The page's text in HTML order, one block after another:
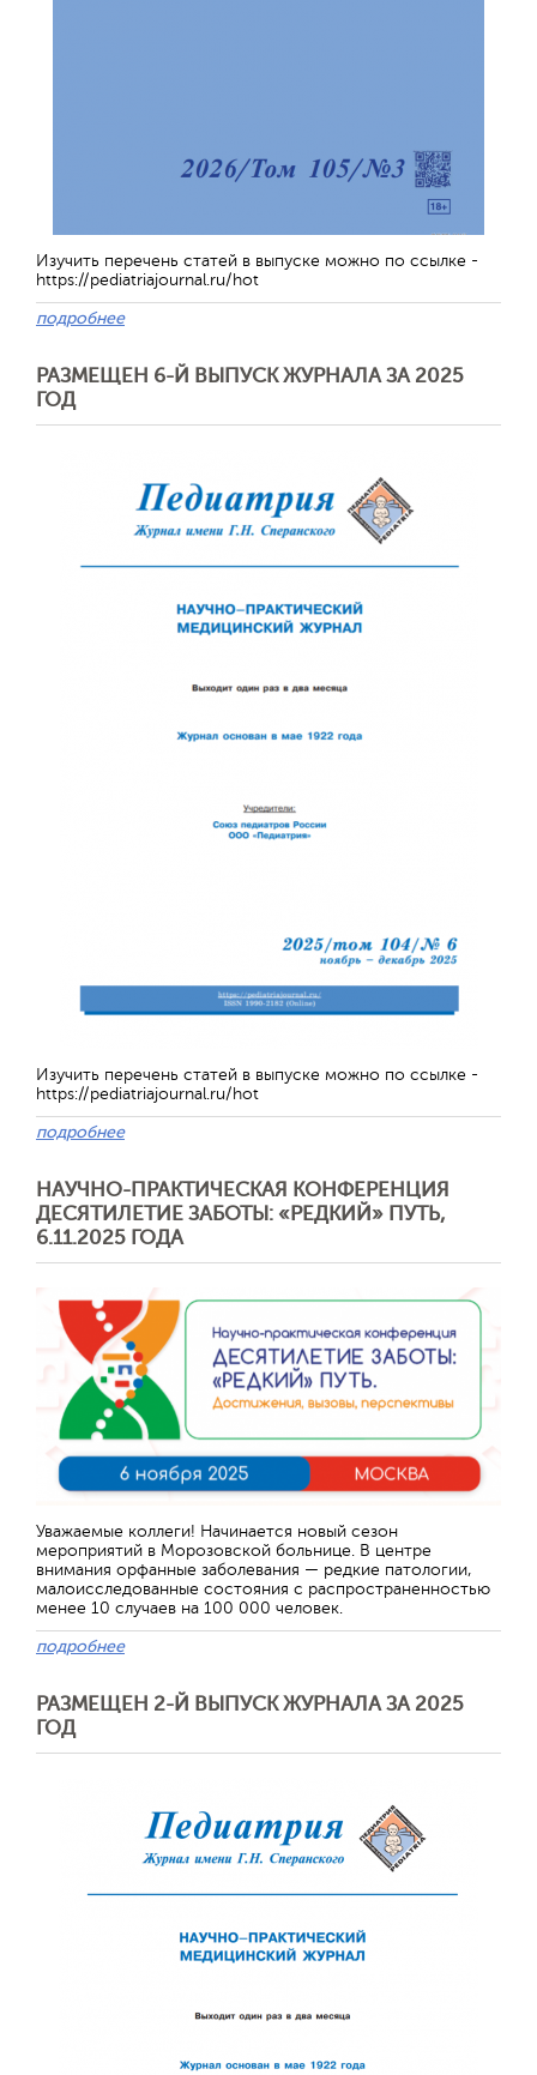
Изучить перечень статей в выпуске можно по ссылке -
https://pediatriajournal.ru/hot
подробнее
РАЗМЕЩЕН 6-Й ВЫПУСК ЖУРНАЛА ЗА 2025
ГОД
Изучить перечень статей в выпуске можно по ссылке -
https://pediatriajournal.ru/hot
подробнее
НАУЧНО-ПРАКТИЧЕСКАЯ КОНФЕРЕНЦИЯ
ДЕСЯТИЛЕТИЕ ЗАБОТЫ: «РЕДКИЙ» ПУТЬ,
6.11.2025 ГОДА
Уважаемые коллеги! Начинается новый сезон
мероприятий в Морозовской больнице. В центре
внимания орфанные заболевания — редкие патологии,
малоисследованные состояния с распространенностью
менее 10 случаев на 100 000 человек.
подробнее
РАЗМЕЩЕН 2-Й ВЫПУСК ЖУРНАЛА ЗА 2025
ГОД
Обратная